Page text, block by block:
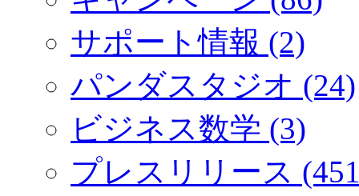
サポート情報 (2)
パンダスタジオ (24)
ビジネス数学 (3)
プレスリリース